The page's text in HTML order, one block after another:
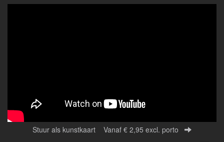
Stuur als kunstkaart Vanaf € 2,95 excl. porto